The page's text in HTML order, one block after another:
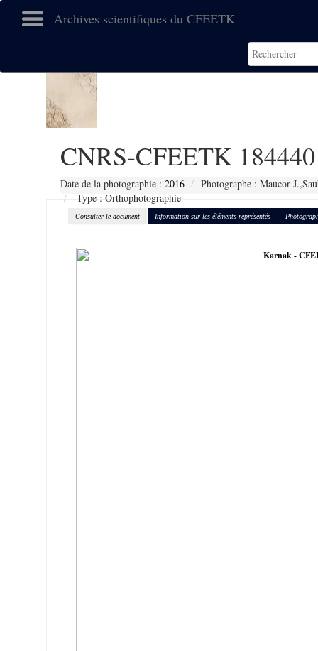
Archives scientifiques du CFEETK
CNRS-CFEETK 184440
Date de la photographie : 2016
Photographe : Maucor
Type : Orthophotographie
Consulter le document Information sur les éléments représentés